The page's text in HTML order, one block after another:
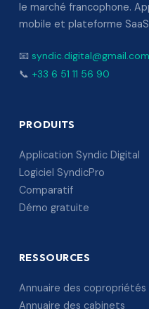
le marché francophone.
mobile et plateforme
📧 syndic.digital@gmail.com
📞 +33 6 51 11 56 90
PRODUITS
Application Syndic Digital
Logiciel SyndicPro
Comparatif
Démo gratuite
RESSOURCES
Annuaire des copropriétés
Annuaire des cabinets